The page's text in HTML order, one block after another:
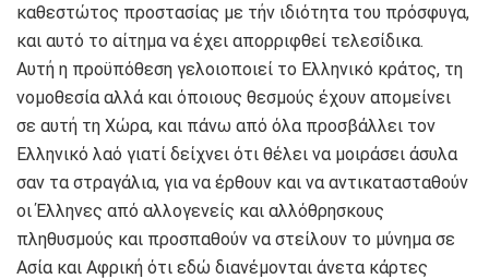
καθεστώτος προστασίας με τήν ιδιότητα του πρόσφυγα,
και αυτό το αίτημα να έχει απορριφθεί τελεσίδικα.
Αυτή η προϋπόθεση γελοιοποιεί το Ελληνικό κράτος, τη
νομοθεσία αλλά και όποιους θεσμούς έχουν απομείνει
σε αυτή τη Χώρα, και πάνω από όλα προσβάλλει τον
Ελληνικό λαό γιατί δείχνει ότι θέλει να μοιράσει άσυλα
σαν τα στραγάλια, για να έρθουν και να αντικατασταθούν
οι Έλληνες από αλλογενείς και αλλόθρησκους
πληθυσμούς και προσπαθούν να στείλουν το μύνημα σε
Ασία και Αφρική ότι εδώ διανέμονται άνετα κάρτες